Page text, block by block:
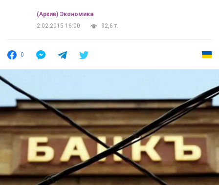
(Архив) Экономика
2.02.2015 16:00
92,6 т.
0